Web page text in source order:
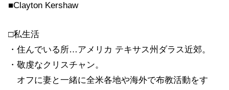
■Clayton Kershaw
□私生活
・住んでいる所…アメリカ テキサス州ダラス近郊。
・敬虔なクリスチャン。
オフに妻と一緒に全米各地や海外で布教活動をす